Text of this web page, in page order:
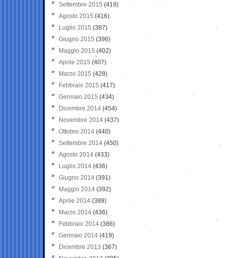
Settembre 2015 (419)
Agosto 2015 (416)
Luglio 2015 (387)
Giugno 2015 (396)
Maggio 2015 (402)
Aprile 2015 (407)
Marzo 2015 (428)
Febbraio 2015 (417)
Gennaio 2015 (434)
Dicembre 2014 (454)
Novembre 2014 (437)
Ottobre 2014 (440)
Settembre 2014 (450)
Agosto 2014 (433)
Luglio 2014 (436)
Giugno 2014 (391)
Maggio 2014 (392)
Aprile 2014 (389)
Marzo 2014 (436)
Febbraio 2014 (386)
Gennaio 2014 (419)
Dicembre 2013 (367)